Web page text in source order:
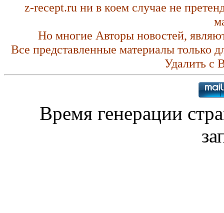
z-recept.ru ни в коем случае не
Но многие Авторы новостей,
Все представленные материалы только
Удалить с
Время генерации